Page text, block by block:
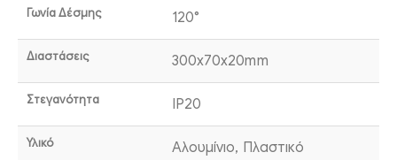
Γωνία Δέσμης 120°
Διαστάσεις 300x70x20mm
Στεγανότητα IP20
Υλικό Αλουμίνιο, Πλαστικό